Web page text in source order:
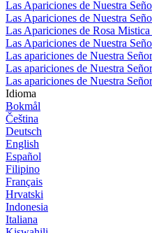
Las Apariciones de Nuestra
Las Apariciones de Nuestra
Las Apariciones de Rosa
Las Apariciones de Nuestra
Las apariciones de Nuestra
Las apariciones de Nuestra
Las apariciones de Nuestra
Idioma
Bokmål
Čeština
Deutsch
English
Español
Filipino
Français
Hrvatski
Indonesia
Italiana